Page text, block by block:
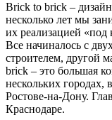
Brick to brick –
несколько лет мы
их реализацией «под
Все начиналось с
строителем, другой
brick – это большая
нескольких городах,
Ростове-на-Дону.
Краснодаре.